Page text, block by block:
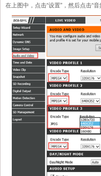
在上图中，点击“设置”，然后点击“